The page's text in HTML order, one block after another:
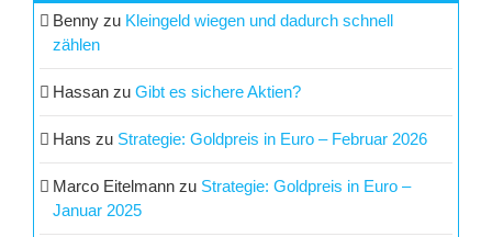
Benny zu Kleingeld wiegen und dadurch schnell
zählen
Hassan zu Gibt es sichere Aktien?
Hans zu Strategie: Goldpreis in Euro – Februar 2026
Marco Eitelmann zu Strategie: Goldpreis in Euro –
Januar 2025